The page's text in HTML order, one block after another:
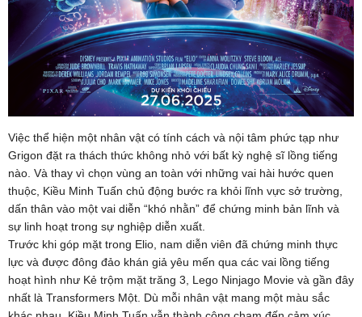
Việc thể hiện một nhân vật có tính cách và nội tâm phức tạp như
Grigon đặt ra thách thức không nhỏ với bất kỳ nghệ sĩ lồng tiếng
nào. Và thay vì chọn vùng an toàn với những vai hài hước quen
thuộc, Kiều Minh Tuấn chủ động bước ra khỏi lĩnh vực sở trường,
dấn thân vào một vai diễn “khó nhằn” để chứng minh bản lĩnh và
sự linh hoạt trong sự nghiệp diễn xuất.
Trước khi góp mặt trong Elio, nam diễn viên đã chứng minh thực
lực và được đông đảo khán giả yêu mến qua các vai lồng tiếng
hoạt hình như Kẻ trộm mặt trăng 3, Lego Ninjago Movie và gần đây
nhất là Transformers Một. Dù mỗi nhân vật mang một màu sắc